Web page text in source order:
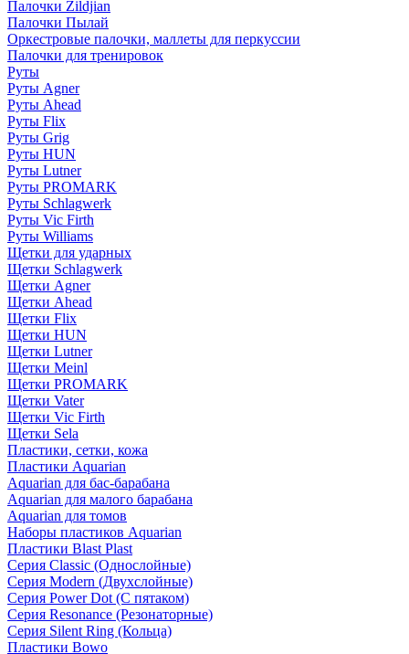
Палочки Zildjian
Палочки Пылай
Оркестровые палочки, маллеты для перкуссии
Палочки для тренировок
Руты
Руты Agner
Руты Ahead
Руты Flix
Руты Grig
Руты HUN
Руты Lutner
Руты PROMARK
Руты Schlagwerk
Руты Vic Firth
Руты Williams
Щетки для ударных
Щетки Schlagwerk
Щетки Agner
Щетки Ahead
Щетки Flix
Щетки HUN
Щетки Lutner
Щетки Meinl
Щетки PROMARK
Щетки Vater
Щетки Vic Firth
Щетки Sela
Пластики, сетки, кожа
Пластики Aquarian
Aquarian для бас-барабана
Aquarian для малого барабана
Aquarian для томов
Наборы пластиков Aquarian
Пластики Blast Plast
Серия Classic (Однослойные)
Серия Modern (Двухслойные)
Серия Power Dot (С пятаком)
Серия Resonance (Резонаторные)
Серия Silent Ring (Кольца)
Пластики Bowo